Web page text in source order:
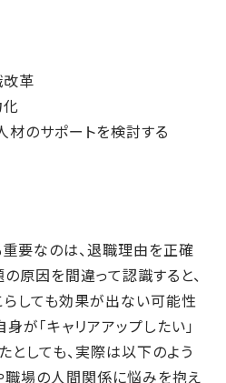
改革
のサポートを検討する
要なのは、退職理由を正確
原因を間違って認識すると、
しても効果が出ない可能性
が「キャリアアップしたい」
としても、実際は以下のよう
場の人間関係に悩みを抱え